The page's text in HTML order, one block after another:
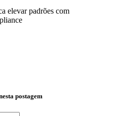
postagem